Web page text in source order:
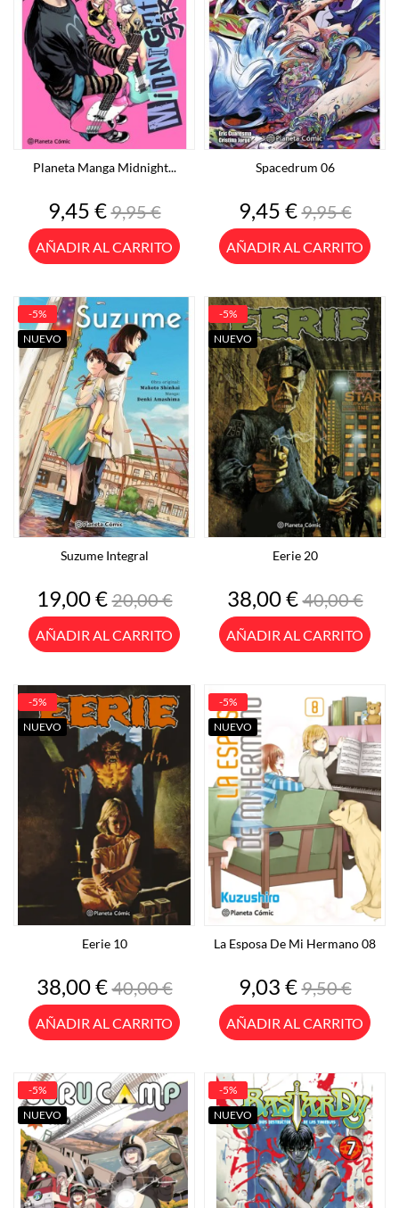
Planeta Manga Midnight...
Precio
9,45 €Precio
base
9,95 €
AÑADIR AL CARRITO
Spacedrum 06
Precio
9,45 €Precio
base
9,95 €
AÑADIR AL CARRITO
Suzume Integral
Precio
19,00 €Precio
base
20,00 €
AÑADIR AL CARRITO
-5%
NUEVO
Eerie 20
Precio
38,00 €Precio
base
40,00 €
AÑADIR AL CARRITO
-5%
NUEVO
Eerie 10
Precio
38,00 €Precio
base
40,00 €
AÑADIR AL CARRITO
-5%
NUEVO
La Esposa De Mi Hermano 08
Precio
9,03 €Precio
base
9,50 €
AÑADIR AL CARRITO
-5%
NUEVO
-5%
NUEVO
-5%
NUEVO